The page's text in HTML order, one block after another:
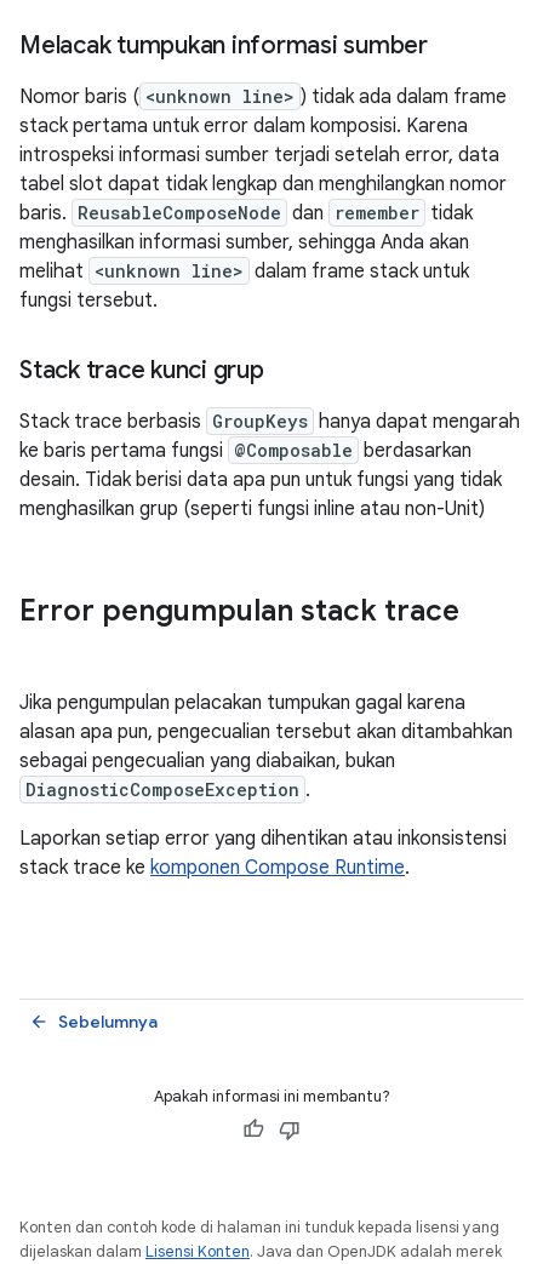
Melacak tumpukan informasi sumber
Nomor baris ( <unknown line> ) tidak ada dalam frame
stack pertama untuk error dalam komposisi. Karena
introspeksi informasi sumber terjadi setelah error, data
tabel slot dapat tidak lengkap dan menghilangkan nomor
baris. ReusableComposeNode dan remember tidak
menghasilkan informasi sumber, sehingga Anda akan
melihat <unknown line> dalam frame stack untuk
fungsi tersebut.
Stack trace kunci grup
Stack trace berbasis GroupKeys hanya dapat mengarah
ke baris pertama fungsi @Composable berdasarkan
desain. Tidak berisi data apa pun untuk fungsi yang tidak
menghasilkan grup (seperti fungsi inline atau non-Unit)
Error pengumpulan stack trace
Jika pengumpulan pelacakan tumpukan gagal karena
alasan apa pun, pengecualian tersebut akan ditambahkan
sebagai pengecualian yang diabaikan, bukan
DiagnosticComposeException .
Laporkan setiap error yang dihentikan atau inkonsistensi
stack trace ke komponen Compose Runtime.
Sebelumnya
arrow_back
Apakah informasi ini membantu?
Konten dan contoh kode di halaman ini tunduk kepada lisensi yang
dijelaskan dalam Lisensi Konten. Java dan OpenJDK adalah merek